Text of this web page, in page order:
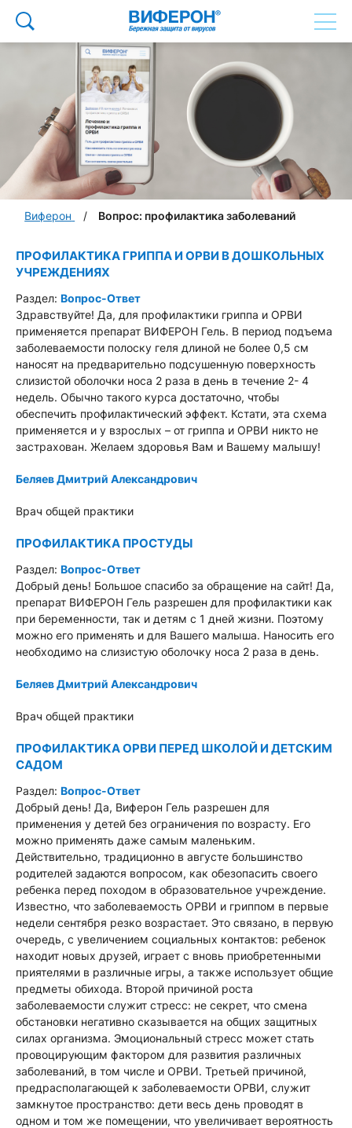
Виферон Вопрос: профилактика заболеваний
ПРОФИЛАКТИКА ГРИППА И ОРВИ В ДОШКОЛЬНЫХ
УЧРЕЖДЕНИЯХ
Раздел: Вопрос-Ответ
Здравствуйте! Да, для профилактики гриппа и ОРВИ
применяется препарат ВИФЕРОН Гель. В период подъема
заболеваемости полоску геля длиной не более 0,5 см
наносят на предварительно подсушенную поверхность
слизистой оболочки носа 2 раза в день в течение 2- 4
недель. Обычно такого курса достаточно, чтобы
обеспечить профилактический эффект. Кстати, эта схема
применяется и у взрослых – от гриппа и ОРВИ никто не
застрахован. Желаем здоровья Вам и Вашему малышу!
Беляев Дмитрий Александрович
Врач общей практики
ПРОФИЛАКТИКА ПРОСТУДЫ
Раздел: Вопрос-Ответ
Добрый день! Большое спасибо за обращение на сайт! Да,
препарат ВИФЕРОН Гель разрешен для профилактики как
при беременности, так и детям с 1 дней жизни. Поэтому
можно его применять и для Вашего малыша. Наносить его
необходимо на слизистую оболочку носа 2 раза в день.
Беляев Дмитрий Александрович
Врач общей практики
ПРОФИЛАКТИКА ОРВИ ПЕРЕД ШКОЛОЙ И ДЕТСКИМ
САДОМ
Раздел: Вопрос-Ответ
Добрый день! Да, Виферон Гель разрешен для
применения у детей без ограничения по возрасту. Его
можно применять даже самым маленьким.
Действительно, традиционно в августе большинство
родителей задаются вопросом, как обезопасить своего
ребенка перед походом в образовательное учреждение.
Известно, что заболеваемость ОРВИ и гриппом в первые
недели сентября резко возрастает. Это связано, в первую
очередь, с увеличением социальных контактов: ребенок
находит новых друзей, играет с вновь приобретенными
приятелями в различные игры, а также использует общие
предметы обихода. Второй причиной роста
заболеваемости служит стресс: не секрет, что смена
обстановки негативно сказывается на общих защитных
силах организма. Эмоциональный стресс может стать
провоцирующим фактором для развития различных
заболеваний, в том числе и ОРВИ. Третьей причиной,
предрасполагающей к заболеваемости ОРВИ, служит
замкнутое пространство: дети весь день проводят в
одном и том же помещении, что увеличивает вероятность